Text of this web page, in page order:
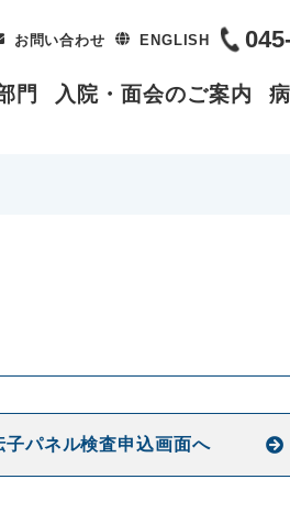
お問い合わせ ENGLISH
門 入院・面会のご案内
子パネル検査申込画面へ